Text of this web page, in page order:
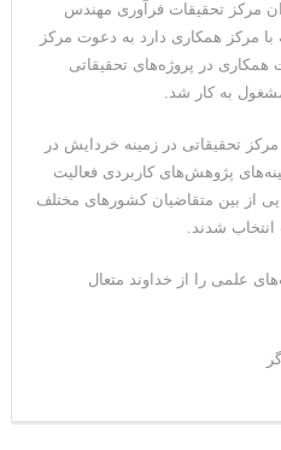
مرکز تحقیقات فرآوری مهندس
سال است که با مرکز همکاری دارد به دعوت مرکز
همکاری در پروژه‌های تحقیقاتی
تحقیقاتی در زمینه خردایش در
پژوهش‌های کاربردی فعالیت
از بین متقاضیان کشورهای مختلف
شدند.
علمی را از خداوند متعال